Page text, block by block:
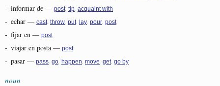
- informar de — post tip acquaint with
- echar — cast throw put lay pour post
- fijar en — post
- viajar en posta — post
- pasar — pass go happen move get go by
noun